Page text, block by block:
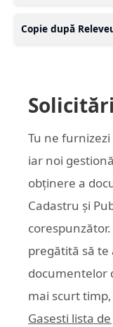
Copie după
Tu ne
iar noi
obținere a
Cadastru și
corespunzător.
pregătită să
documentelor
mai scurt
Gasesti lista